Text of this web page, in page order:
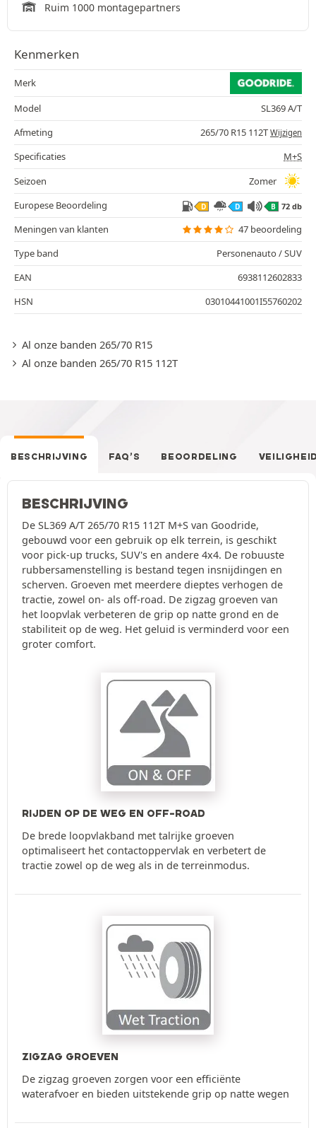
Ruim 1000 montagepartners
Kenmerken
Merk
Model
SL369 A/T
Afmeting
265/70 R15 112T Wijzigen
Specificaties
M+S
Seizoen
Zomer
Europese Beoordeling
D D B 72 db
Meningen van klanten
47 beoordeling
Type band
Personenauto / SUV
EAN
6938112602833
HSN
03010441001I55760202
Al onze banden 265/70 R15
Al onze banden 265/70 R15 112T
BESCHRIJVING FAQ’S BEOORDELING
BESCHRIJVING
De SL369 A/T 265/70 R15 112T M+S van Goodride,
gebouwd voor een gebruik op elk terrein, is geschikt
voor pick-up trucks, SUV's en andere 4x4. De robuuste
rubbersamenstelling is bestand tegen insnijdingen en
scherven. Groeven met meerdere dieptes verhogen de
tractie, zowel on- als off-road. De zigzag groeven van
het loopvlak verbeteren de grip op natte grond en de
stabiliteit op de weg. Het geluid is verminderd voor een
groter comfort.
RIJDEN OP DE WEG EN OFF-ROAD
De brede loopvlakband met talrijke groeven
optimaliseert het contactoppervlak en verbetert de
tractie zowel op de weg als in de terreinmodus.
ZIGZAG GROEVEN
De zigzag groeven zorgen voor een efficiënte
waterafvoer en bieden uitstekende grip op natte wegen